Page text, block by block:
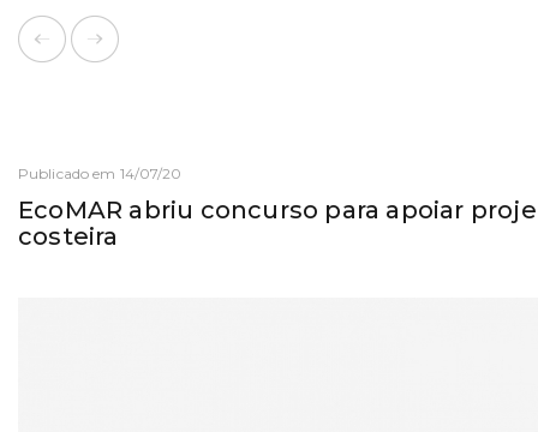
Publicado em 14/07/20
EcoMAR abriu concurso para apoiar
costeira